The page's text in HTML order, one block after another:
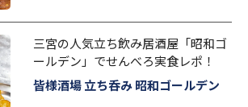
三宮の人気立ち飲み居酒屋「昭和ゴ
ールデン」でせんべろ実食レポ！
皆様酒場 立ち呑み 昭和ゴールデン